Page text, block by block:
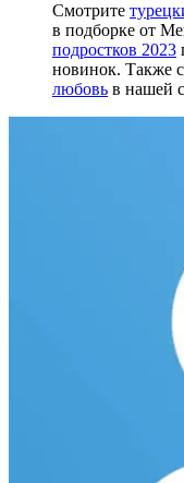
Смотрите
в подборке от
подростков 2023
новинок. Также
любовь в нашей